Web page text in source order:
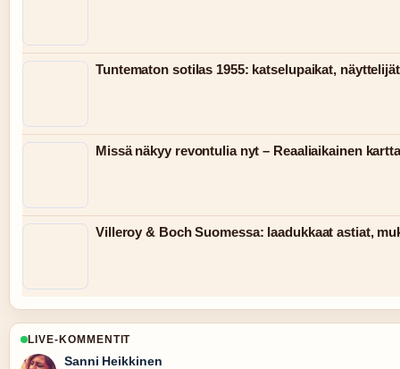
Tuntematon sotilas 1955: katselupaikat,
Missä näkyy revontulia nyt – Reaaliaikainen
Villeroy & Boch Suomessa: laadukkaat astiat,
LIVE-KOMMENTIT
Sanni Heikkinen